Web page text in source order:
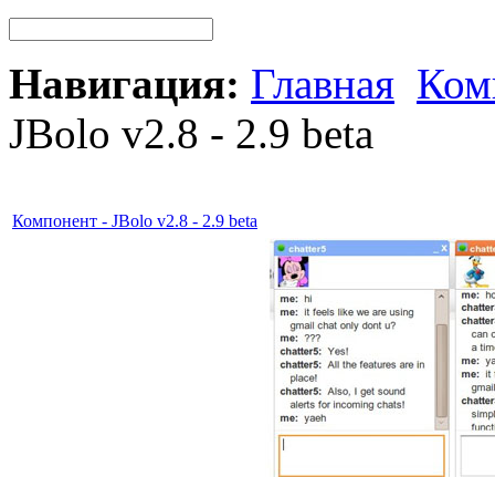
Навигация: Главная
JBolo v2.8 - 2.9 beta
Компонент - JBolo v2.8 - 2.9 beta